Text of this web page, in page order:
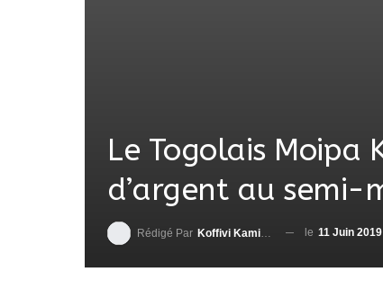
Le Togolais Moipa
d’argent au semi-
Rédigé Par Koffivi Kami AGBETOU le 11 Juin 2019